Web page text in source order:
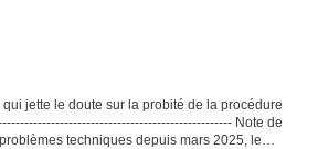
jette le doute sur la probité de la procédure
Note de
techniques depuis mars 2025, le